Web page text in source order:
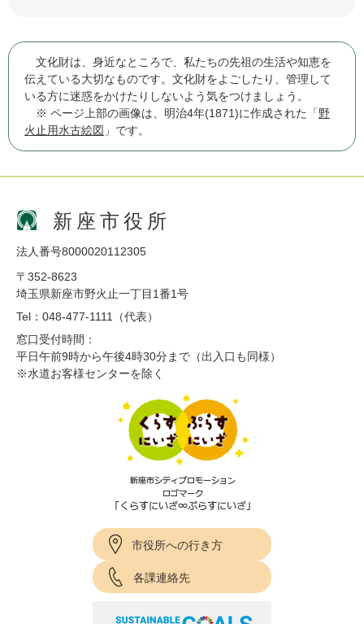
文化財は、身近なところで、私たちの先祖の生活や知恵を
伝えている大切なものです。文化財をよごしたり、管理して
いる方に迷惑をかけたりしないよう気をつけましょう。
※ ページ上部の画像は、明治4年(1871)に作成された「野
火止用水古絵図 」です。
新座市役所
法人番号8000020112305
〒352-8623
埼玉県新座市野火止一丁目1番1号
Tel：048-477-1111（代表）
窓口受付時間：
平日午前9時から午後4時30分まで（出入口も同様）
※水道お客様センターを除く
市役所への行き方
各課連絡先